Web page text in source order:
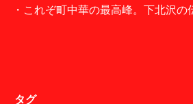
・これぞ町中華の最高峰。下北沢の
タグ